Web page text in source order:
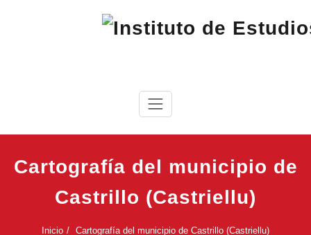
Instituto de Estudios Cabreireses
Cartografía del municipio de
Castrillo (Castriellu)
Inicio Cartografía del municipio de Castrillo (Castriellu)